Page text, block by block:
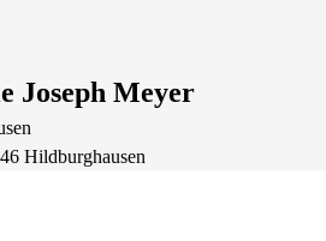
Joseph Meyer
Hildburghausen